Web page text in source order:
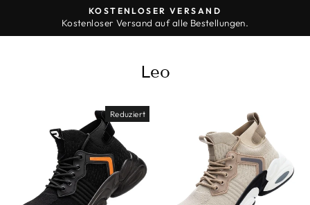
Pause
KOSTENLOSER VERSAND
Kostenloser Versand auf alle Bestellungen.
Leo
Reduziert